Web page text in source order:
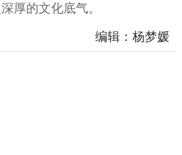
新闻出版
登记服务
厚的文化底气。
编辑：杨梦媛